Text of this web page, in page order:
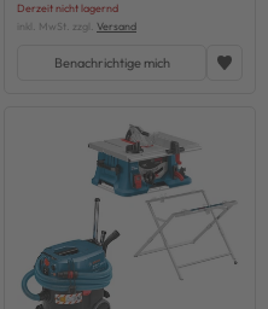
Derzeit nicht lagernd
inkl. MwSt. zzgl. Versand
Benachrichtige mich